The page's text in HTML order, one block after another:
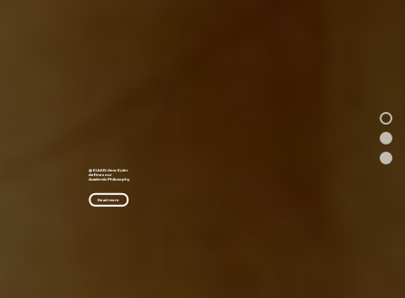
Read more
@ EULER: How Euler
defines our
Academic Philosophy